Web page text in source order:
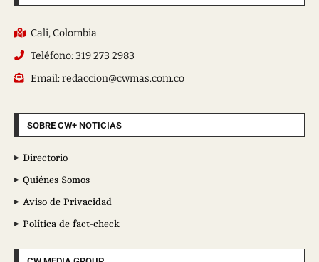
Cali, Colombia
Teléfono: 319 273 2983
Email: redaccion@cwmas.com.co
SOBRE CW+ NOTICIAS
Directorio
Quiénes Somos
Aviso de Privacidad
Política de fact-check